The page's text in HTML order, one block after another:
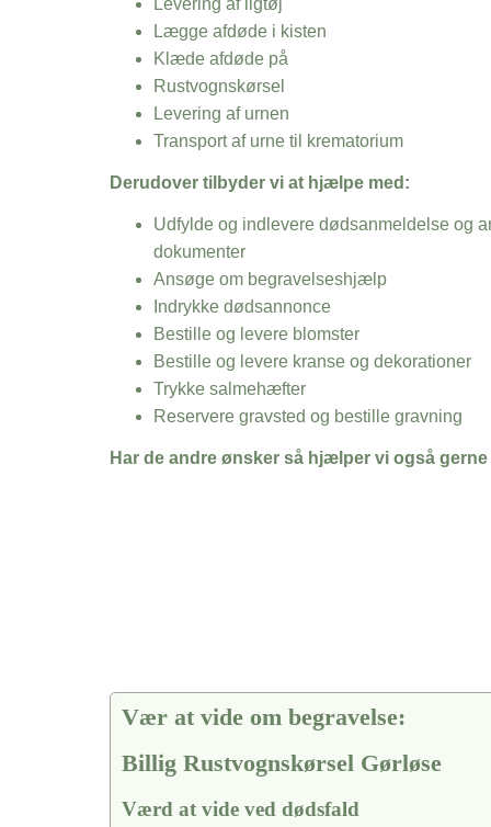
Levering af ligtøj
Lægge afdøde i kisten
Klæde afdøde på
Rustvognskørsel
Levering af urnen
Transport af urne til krematorium
Derudover tilbyder vi at hjælpe med:
Udfylde og indlevere dødsanmeldelse og
dokumenter
Ansøge om begravelseshjælp
Indrykke dødsannonce
Bestille og levere blomster
Bestille og levere kranse og dekorationer
Trykke salmehæfter
Reservere gravsted og bestille gravning
Har de andre ønsker så hjælper vi også gerne
Vær at vide om begravelse:
Billig Rustvognskørsel Gørløse
Værd at vide ved dødsfald